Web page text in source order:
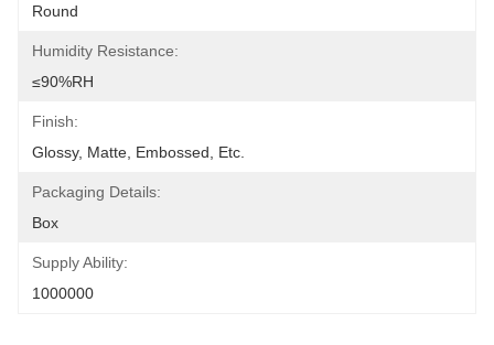
Round
Humidity Resistance:
≤90%RH
Finish:
Glossy, Matte, Embossed, Etc.
Packaging Details:
Box
Supply Ability:
1000000